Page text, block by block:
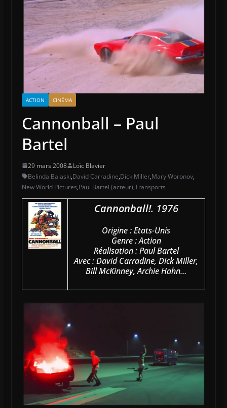
ACTION CINÉMA
Cannonball – Paul
Bartel
29 mars 2008
Loïc Blavier
Belinda Balaski,David Carradine,Dick Miller,Mary Woronov,
New World Pictures,Paul Bartel (acteur),Transports
Cannonball!. 1976
Origine : Etats-Unis
Genre : Action
Réalisation : Paul Bartel
Avec : David Carradine, Dick Miller,
Bill McKinney, Archie Hahn…